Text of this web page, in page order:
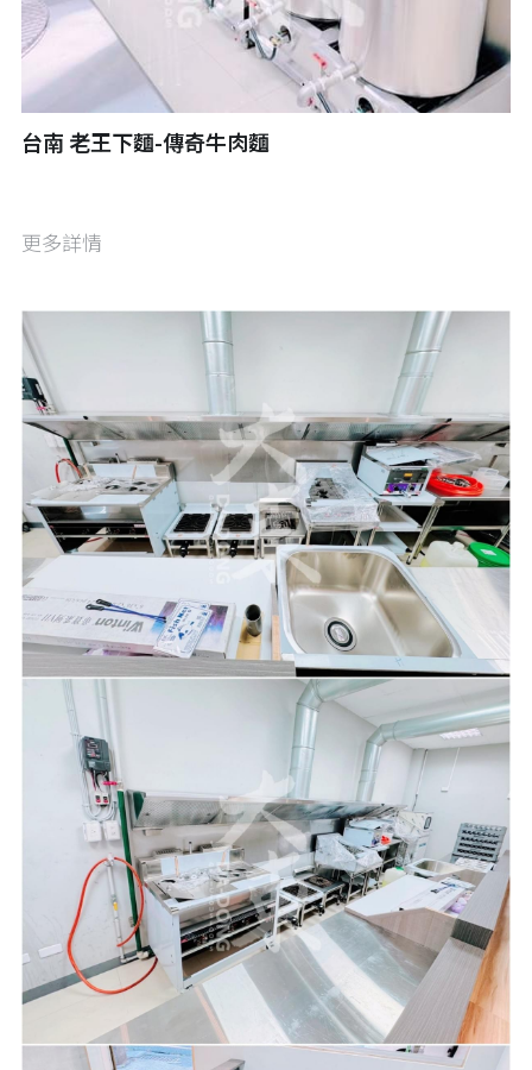
洗碗機與專用前後台
商用餐桌
各類切肉機 全新/二手 裝機保養
鋼構設計
菜梯工程
白鐵訂製 餐飲設備訂製
飲料台 水吧台訂製
斯曼特 特殊塗料 樂土 施工
現場冷凍 外移工程 走入式冷凍
排水溝 油水分離槽 汙水處理系統
台南 老王下麵-傳奇牛肉麵
更多詳情